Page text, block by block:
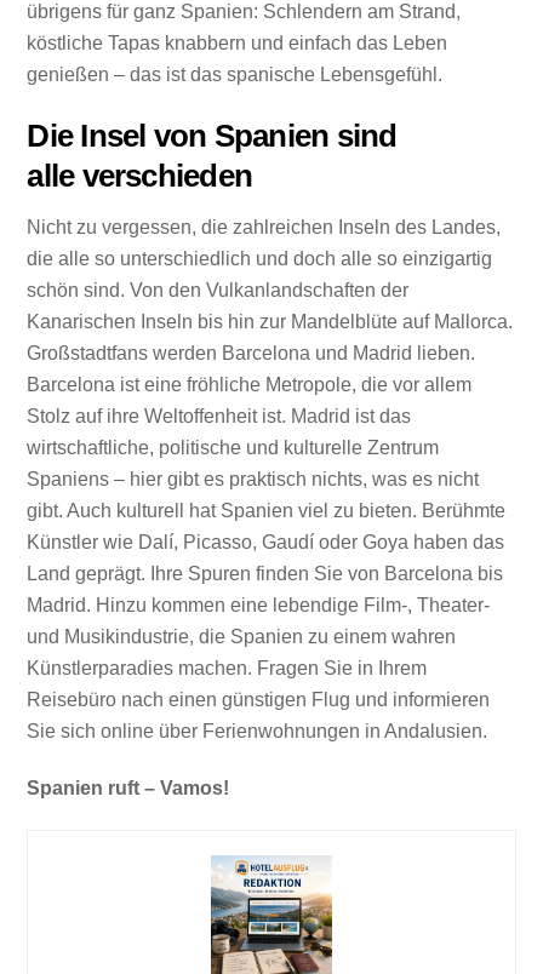
übrigens für ganz Spanien: Schlendern am Strand,
köstliche Tapas knabbern und einfach das Leben
genießen – das ist das spanische Lebensgefühl.
Die Insel von Spanien sind
alle verschieden
Nicht zu vergessen, die zahlreichen Inseln des Landes,
die alle so unterschiedlich und doch alle so einzigartig
schön sind. Von den Vulkanlandschaften der
Kanarischen Inseln bis hin zur Mandelblüte auf Mallorca.
Großstadtfans werden Barcelona und Madrid lieben.
Barcelona ist eine fröhliche Metropole, die vor allem
Stolz auf ihre Weltoffenheit ist. Madrid ist das
wirtschaftliche, politische und kulturelle Zentrum
Spaniens – hier gibt es praktisch nichts, was es nicht
gibt. Auch kulturell hat Spanien viel zu bieten. Berühmte
Künstler wie Dalí, Picasso, Gaudí oder Goya haben das
Land geprägt. Ihre Spuren finden Sie von Barcelona bis
Madrid. Hinzu kommen eine lebendige Film-, Theater-
und Musikindustrie, die Spanien zu einem wahren
Künstlerparadies machen. Fragen Sie in Ihrem
Reisebüro nach einen günstigen Flug und informieren
Sie sich online über Ferienwohnungen in Andalusien.
Spanien ruft – Vamos!